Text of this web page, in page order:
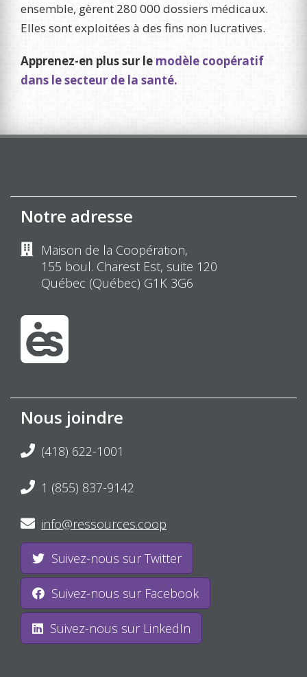
ensemble, gèrent 280 000 dossiers médicaux.
Elles sont exploitées à des fins non lucratives.
Apprenez-en plus sur le modèle coopératif
dans le secteur de la santé.
Notre adresse
Maison de la Coopération,
155 boul. Charest Est, suite 120
Québec (Québec) G1K 3G6
Nous joindre
(418) 622-1001
1 (855) 837-9142
info@ressources.coop
Suivez-nous sur Twitter
Suivez-nous sur Facebook
Suivez-nous sur LinkedIn